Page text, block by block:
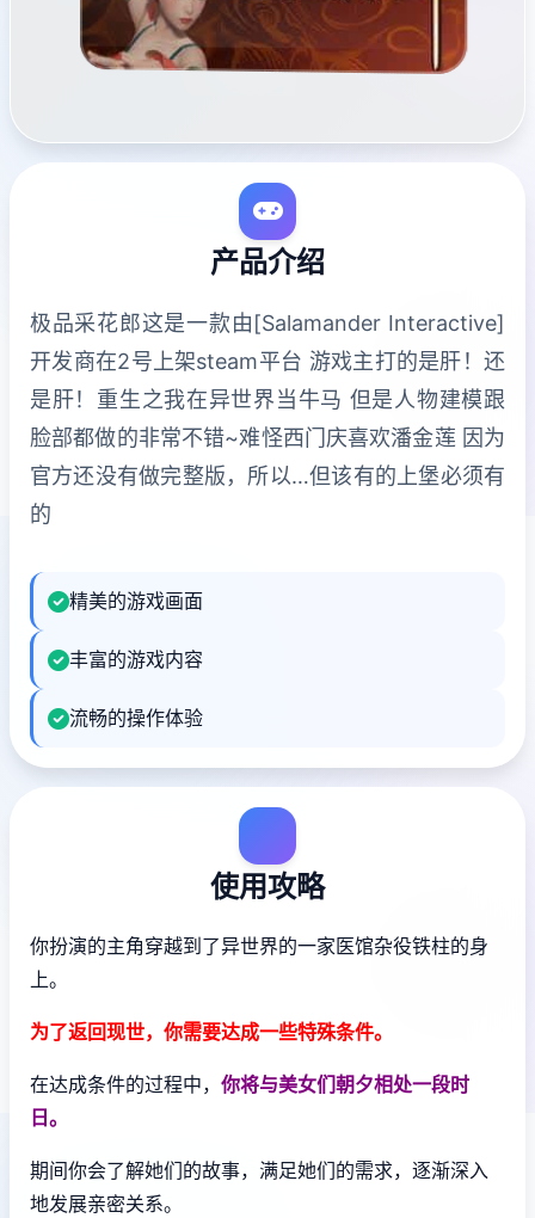
产品介绍
极品采花郎这是一款由[Salamander Interactive]
开发商在2号上架steam平台 游戏主打的是肝！还
是肝！重生之我在异世界当牛马 但是人物建模跟
脸部都做的非常不错~难怪西门庆喜欢潘金莲 因为
官方还没有做完整版，所以…但该有的上堡必须有
的
精美的游戏画面
丰富的游戏内容
流畅的操作体验
使用攻略
你扮演的主角穿越到了异世界的一家医馆杂役铁柱的身
上。
为了返回现世，你需要达成一些特殊条件。
在达成条件的过程中， 你将与美女们朝夕相处一段时
日。
期间你会了解她们的故事，满足她们的需求，逐渐深入
地发展亲密关系。